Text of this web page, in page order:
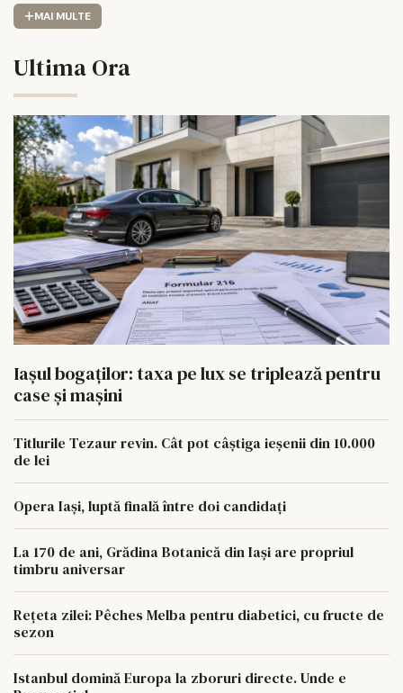
MAI MULTE
Ultima Ora
Iașul bogaților: taxa pe lux se triplează pentru
case și mașini
Titlurile Tezaur revin. Cât pot câștiga ieșenii din 10.000
de lei
Opera Iași, luptă finală între doi candidați
La 170 de ani, Grădina Botanică din Iași are propriul
timbru aniversar
Rețeta zilei: Pêches Melba pentru diabetici, cu fructe de
sezon
Istanbul domină Europa la zboruri directe. Unde e